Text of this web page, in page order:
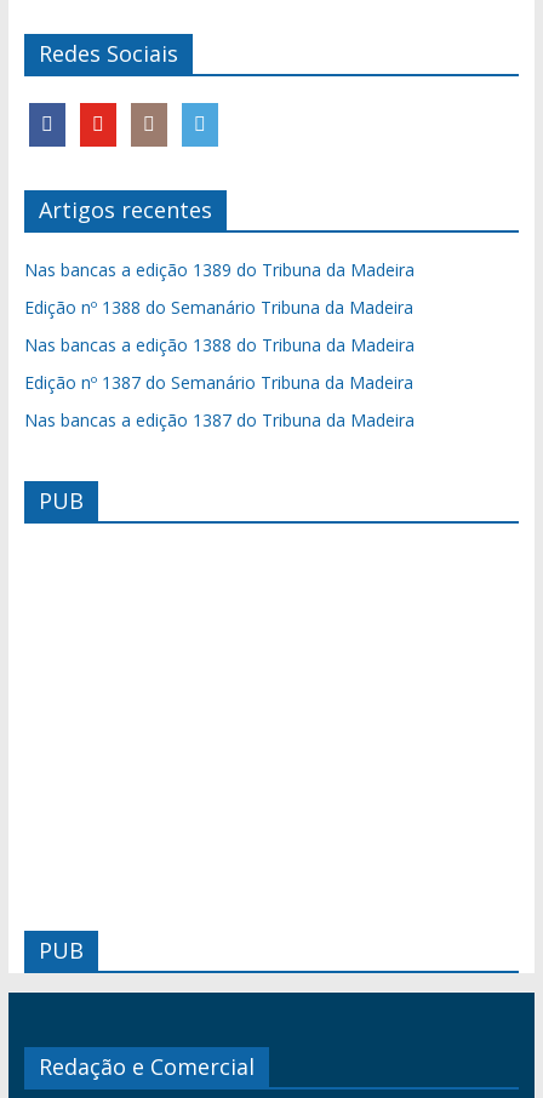
Redes Sociais
Artigos recentes
Nas bancas a edição 1389 do Tribuna da Madeira
Edição nº 1388 do Semanário Tribuna da Madeira
Nas bancas a edição 1388 do Tribuna da Madeira
Edição nº 1387 do Semanário Tribuna da Madeira
Nas bancas a edição 1387 do Tribuna da Madeira
PUB
PUB
Redação e Comercial